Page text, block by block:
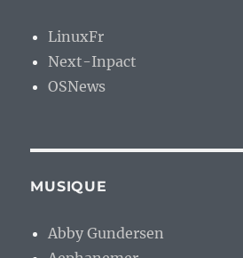
LinuxFr
Next-Inpact
OSNews
MUSIQUE
Abby Gundersen